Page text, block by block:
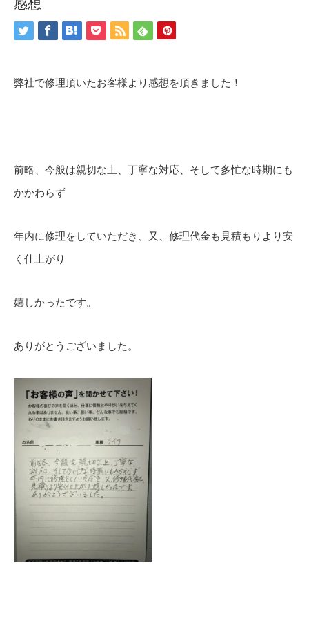
弊社で修理頂いたお客様より感想を頂きました！
前略、今般は親切な上、丁寧な対応、そして多忙な時期にも
かかわらず
年内に修理をしていただき、又、修理代金も見積もりより安
く仕上がり
嬉しかったです。
ありがとうございました。